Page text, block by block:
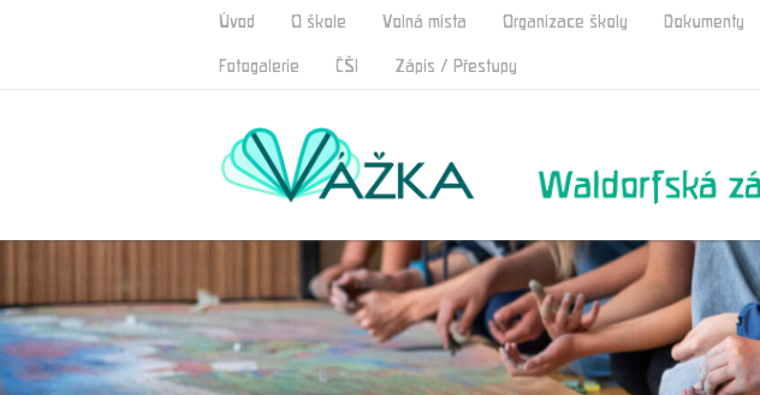
Úvod O škole Volná místa Organizace školy Dokumenty
Fotogalerie ČŠI Zápis / Přestupy